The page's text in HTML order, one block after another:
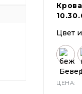
Цвет
ЦЕНА: